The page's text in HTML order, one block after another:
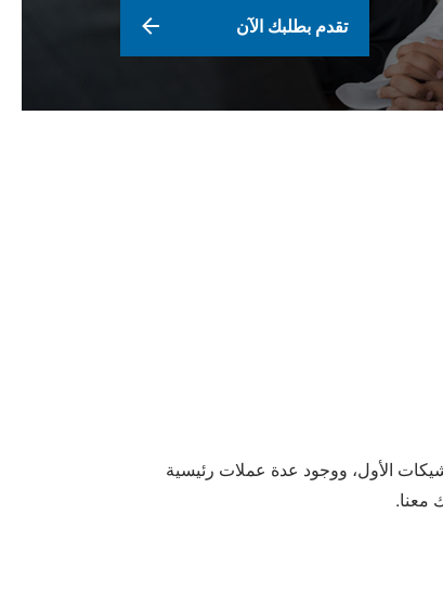
تقدم بطلبك الآن
الأول، ووجود عدة عملات رئيسية